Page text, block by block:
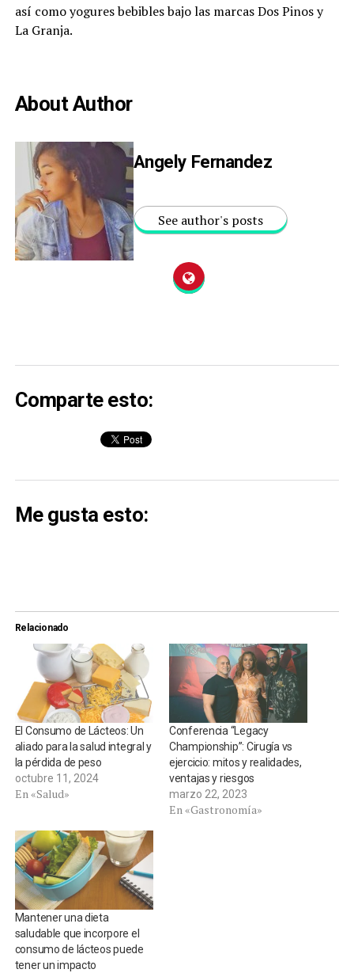
así como yogures bebibles bajo las marcas Dos Pinos y
La Granja.
About Author
Angely Fernandez
See author's posts
Comparte esto:
Me gusta esto:
Relacionado
El Consumo de Lácteos: Un
aliado para la salud integral y
la pérdida de peso
octubre 11, 2024
En «Salud»
Conferencia “Legacy
Championship”: Cirugía vs
ejercicio: mitos y realidades,
ventajas y riesgos
marzo 22, 2023
En «Gastronomía»
Mantener una dieta
saludable que incorpore el
consumo de lácteos puede
tener un impacto